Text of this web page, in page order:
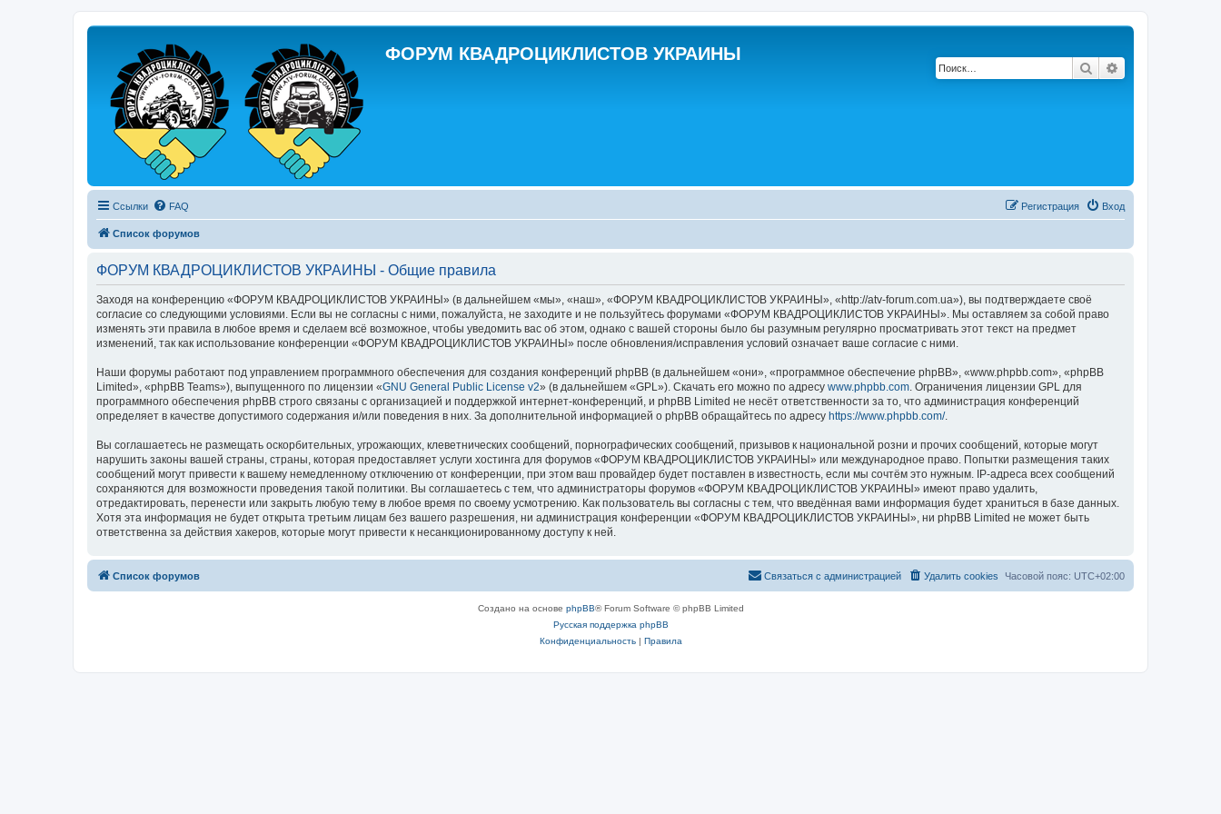
ФОРУМ КВАДРОЦИКЛИСТОВ УКРАИНЫ
Поиск
Ссылки FAQ Вход
Регистрация
Список форумов
ФОРУМ КВАДРОЦИКЛИСТОВ УКРАИНЫ - Общие правила
Заходя на конференцию «ФОРУМ КВАДРОЦИКЛИСТОВ УКРАИНЫ» (в дальнейшем «мы», «наш», «ФОРУМ КВАДРОЦИКЛИСТОВ УКРАИНЫ», «http://atv-forum.com.ua»), вы подтверждаете своё
согласие со следующими условиями. Если вы не согласны с ними, пожалуйста, не заходите и не пользуйтесь форумами «ФОРУМ КВАДРОЦИКЛИСТОВ УКРАИНЫ». Мы оставляем за собой право
изменять эти правила в любое время и сделаем всё возможное, чтобы уведомить вас об этом, однако с вашей стороны было бы разумным регулярно просматривать этот текст на предмет
изменений, так как использование конференции «ФОРУМ КВАДРОЦИКЛИСТОВ УКРАИНЫ» после обновления/исправления условий означает ваше согласие с ними.
Наши форумы работают под управлением программного обеспечения для создания конференций phpBB (в дальнейшем «они», «программное обеспечение phpBB», «www.phpbb.com», «phpBB
Limited», «phpBB Teams»), выпущенного по лицензии «GNU General Public License v2» (в дальнейшем «GPL»). Скачать его можно по адресу www.phpbb.com. Ограничения лицензии GPL для
программного обеспечения phpBB строго связаны с организацией и поддержкой интернет-конференций, и phpBB Limited не несёт ответственности за то, что администрация конференций
определяет в качестве допустимого содержания и/или поведения в них. За дополнительной информацией о phpBB обращайтесь по адресу https://www.phpbb.com/.
Вы соглашаетесь не размещать оскорбительных, угрожающих, клеветнических сообщений, порнографических сообщений, призывов к национальной розни и прочих сообщений, которые могут
нарушить законы вашей страны, страны, которая предоставляет услуги хостинга для форумов «ФОРУМ КВАДРОЦИКЛИСТОВ УКРАИНЫ» или международное право. Попытки размещения таких
сообщений могут привести к вашему немедленному отключению от конференции, при этом ваш провайдер будет поставлен в известность, если мы сочтём это нужным. IP-адреса всех сообщений
сохраняются для возможности проведения такой политики. Вы соглашаетесь с тем, что администраторы форумов «ФОРУМ КВАДРОЦИКЛИСТОВ УКРАИНЫ» имеют право удалить,
отредактировать, перенести или закрыть любую тему в любое время по своему усмотрению. Как пользователь вы согласны с тем, что введённая вами информация будет храниться в базе данных.
Хотя эта информация не будет открыта третьим лицам без вашего разрешения, ни администрация конференции «ФОРУМ КВАДРОЦИКЛИСТОВ УКРАИНЫ», ни phpBB Limited не может быть
ответственна за действия хакеров, которые могут привести к несанкционированному доступу к ней.
Список форумов Часовой пояс: UTC+02:00
Удалить cookies
Связаться с администрацией
Создано на основе phpBB® Forum Software © phpBB Limited
Русская поддержка phpBB
Конфиденциальность| Правила